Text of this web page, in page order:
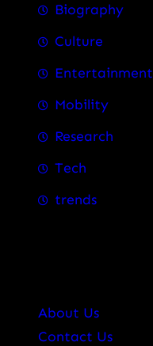
Biography
Culture
Entertainment
Mobility
Research
Tech
trends
About Us
Contact Us